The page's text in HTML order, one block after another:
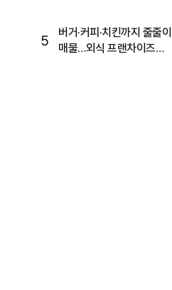
5
버거·커피·치킨까지 줄줄이
매물…외식 프랜차이즈